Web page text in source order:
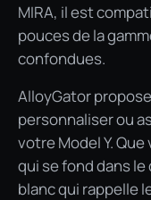
MIRA, il est
pouces de la
confondues.
AlloyGator
personnaliser ou
votre Model Y.
qui se fond dans
blanc qui rappelle